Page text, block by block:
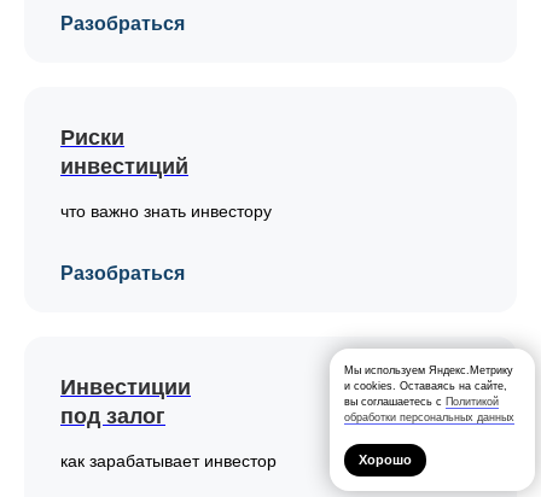
Разобраться
Риски
инвестиций
что важно знать инвестору
Разобраться
Инвестиции
под залог
как зарабатывает инвестор
Мы используем Яндекс.Метрику
и cookies. Оставаясь на сайте,
вы соглашаетесь с Политикой
обработки персональных данных
Хорошо